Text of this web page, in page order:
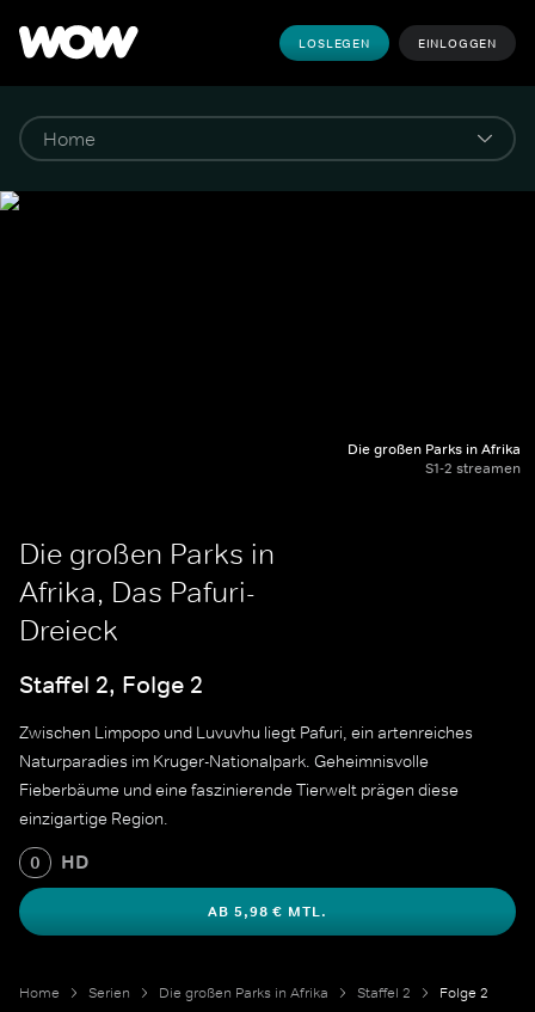
LOSLEGEN EINLOGGEN
Die großen Parks in Afrika
S1-2 streamen
Die großen Parks in
Afrika, Das Pafuri-
Dreieck
Staffel 2, Folge 2
Zwischen Limpopo und Luvuvhu liegt Pafuri, ein artenreiches
Naturparadies im Kruger-Nationalpark. Geheimnisvolle
Fieberbäume und eine faszinierende Tierwelt prägen diese
einzigartige Region.
0 HD
AB 5,98 € MTL.
Home Serien Die großen Parks in Afrika Staffel 2 Folge 2